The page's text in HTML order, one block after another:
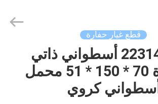
قطع غيار حفارة
22314CDE4 أسطواني ذاتي
المحاذاة 70 * 150 * 51 محمل
أسطواني كروي